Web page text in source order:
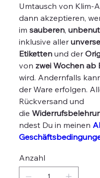
Umtausch von Klim-
dann akzeptieren,
imsauberen,
inklusive aller
Etiketten und der
von zwei Wochen ab
wird. Andernfalls
der Ware erfolgen.
Rückversand und
die
ndest Du in meinen
Anzahl